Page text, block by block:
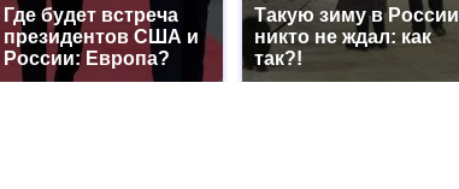
Где будет встреча
президентов США и
России: Европа?
Такую зиму в России
никто не ждал: как
так?!